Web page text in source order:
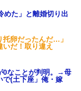
めた」と離婚切り出
托卵だったんだ…」
だ！取り違え
0なことが判明。→母
で(土下座」俺・嫁